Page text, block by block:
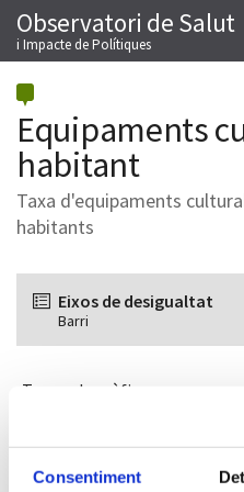
Consentiment
Salta
al
contingut
Observatori de Salut
i Impacte de Polítiques
Equipaments
habitant
Taxa d'equipaments
habitants
Eixos de desigualtat
Barri
Torna als gràfics
Descripció del mapa